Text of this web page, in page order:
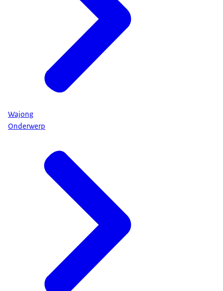
Ik heb een Wajong-uitkering van
voor 2015. Wat verandert er voor
Heeft u een Wajong-uitkering van voor 2015, dan
behoudt u het recht op uw uitkering. Wel kan de
UWV bekijkt tussen 2015 en 2018 de gegevens
van iedereen met een Wajong-uitkering van voor
u wel of niet kunt werken.
Kunt u blijvend niet werken, dan behoudt u
gewoon uw Wajong-uitkering.
Kunt u wel werken, dan krijgt u hulp van UWV bij
het vinden van geschikt werk. U behoudt uw
Wajong-uitkering, maar de hoogte van de
uitkering wordt vanaf 1 januari 2018 70% van het
minimumloon.
Dit was informatie van de Rijksoverheid. Meer
informatie vindt u op:
Wajong
Onderwerp